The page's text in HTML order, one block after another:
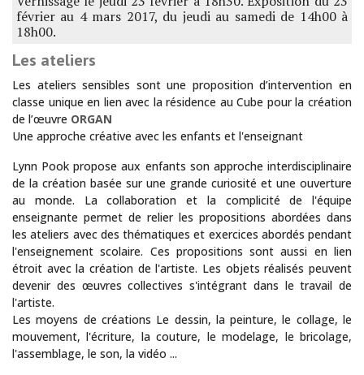
février au 4 mars 2017, du jeudi au samedi de 14h00 à
18h00.
Les ateliers
Les ateliers sensibles sont une proposition d’intervention en
classe unique en lien avec la résidence au Cube pour la création
de l’œuvre ORGAN
Une approche créative avec les enfants et l'enseignant
Lynn Pook propose aux enfants son approche interdisciplinaire
de la création basée sur une grande curiosité et une ouverture
au monde. La collaboration et la complicité de l'équipe
enseignante permet de relier les propositions abordées dans
les ateliers avec des thématiques et exercices abordés pendant
l'enseignement scolaire. Ces propositions sont aussi en lien
étroit avec la création de l'artiste. Les objets réalisés peuvent
devenir des œuvres collectives s'intégrant dans le travail de
l'artiste.
Les moyens de créations Le dessin, la peinture, le collage, le
mouvement, l'écriture, la couture, le modelage, le bricolage,
l'assemblage, le son, la vidéo ...